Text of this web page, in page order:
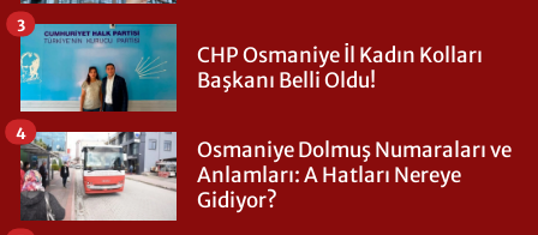
CHP Osmaniye İl Kadın Kolları
Başkanı Belli Oldu!
3
Osmaniye Dolmuş Numaraları ve
Anlamları: A Hatları Nereye
Gidiyor?
4